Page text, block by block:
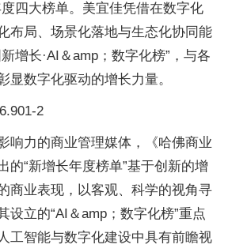
四大榜单。美宜佳凭借在数字化
布局、场景化落地与生态化协同能
增长·AI＆amp；数字化榜”，与各
显数字化驱动的增长力量。
响力的商业管理媒体，《哈佛商业
的“新增长年度榜单”基于创新的增
商业表现，以客观、科学的视角寻
设立的“AI＆amp；数字化榜”重点
工智能与数字化建设中具有前瞻视